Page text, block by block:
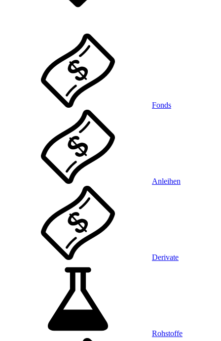
Fonds
Anleihen
Derivate
Rohstoffe